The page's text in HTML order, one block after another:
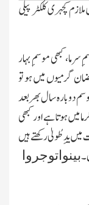
کچہری کلکٹر پیلی
، کبھی موسمِ بہار
گرمیوں میں ہو تو
دوبارہ سال بھر بعد
ہوتا ہے اور کبھی
یدِ طُولیٰ رکھتے ہیں
۔بینواتوجروا